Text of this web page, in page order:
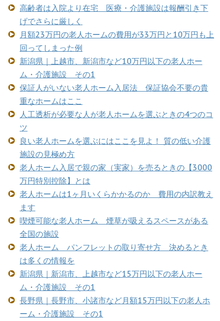
高齢者は入院より在宅 医療・介護施設は報酬引き下
げでさらに厳しく
月額23万円の老人ホームの費用が33万円と10万円も上
回ってしまった例
新潟県｜上越市、新潟市など10万円以下の老人ホー
ム・介護施設 その1
保証人がいない老人ホーム入居法 保証協会不要の貴
重なホームはここ
人工透析が必要な人が老人ホームを選ぶときの4つのコ
ツ
良い老人ホームを選ぶにはここを見よ！ 質の低い介護
施設の見極め方
老人ホーム入居で親の家（実家）を売るときの【3000
万円特別控除】とは
老人ホームは1ヶ月いくらかかるのか 費用の内訳教え
ます
喫煙可能な老人ホーム 煙草が吸えるスペースがある
全国の施設
老人ホーム パンフレットの取り寄せ方 決めるとき
は多くの情報を
新潟県｜新潟市、上越市など15万円以下の老人ホー
ム・介護施設 その1
長野県｜長野市、小諸市など月額15万円以下の老人ホ
ーム・介護施設 その1